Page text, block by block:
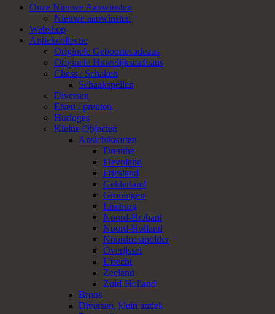
Onze Nieuwe Aanwinsten
Nieuwe aanwinsten
Webshop
Antiekcollectie
Originele Geboortecadeaus
Originele Huwelijkscadeaus
Chess / Schaken
Schaakspellen
Diversen
Etsen / prenten
Horloges
Kleine Objecten
Ansichtkaarten
Drenthe
Flevoland
Friesland
Gelderland
Groningen
Limburg
Noord-Brabant
Noord-Holland
Noordoostpolder
Overijssel
Utrecht
Zeeland
Zuid-Holland
Brons
Diversen, klein antiek